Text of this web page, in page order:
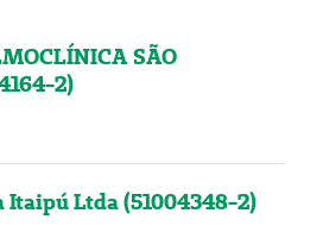
SÃO
2)
Ltda (51004348-2)